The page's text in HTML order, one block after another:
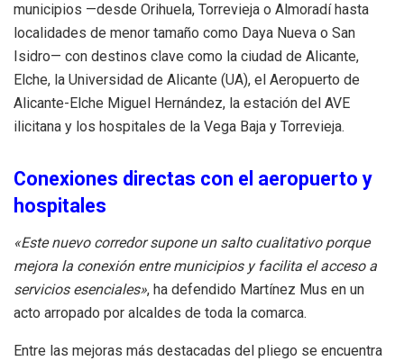
municipios —desde Orihuela, Torrevieja o Almoradí hasta
localidades de menor tamaño como Daya Nueva o San
Isidro— con destinos clave como la ciudad de Alicante,
Elche, la Universidad de Alicante (UA), el Aeropuerto de
Alicante-Elche Miguel Hernández, la estación del AVE
ilicitana y los hospitales de la Vega Baja y Torrevieja.
Conexiones directas con el aeropuerto y
hospitales
«Este nuevo corredor supone un salto cualitativo porque
mejora la conexión entre municipios y facilita el acceso a
servicios esenciales», ha defendido Martínez Mus en un
acto arropado por alcaldes de toda la comarca.
Entre las mejoras más destacadas del pliego se encuentra